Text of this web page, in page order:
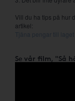
Vill du ha tips på hur
artikel:
Tjäna pengar till laget
Se vår film, "Så